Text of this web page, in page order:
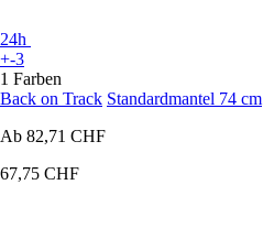
24h
+-3
1 Farben
Back on Track Standardmantel 74 cm
Ab 82,71 CHF
67,75 CHF